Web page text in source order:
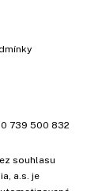
739 500 832
souhlasu
a.s. je